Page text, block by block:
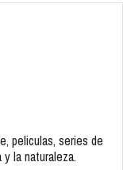
peliculas, series de
la naturaleza.